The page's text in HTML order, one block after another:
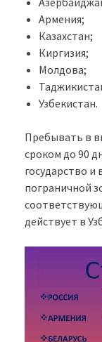
Армения;
Казахстан;
Киргизия;
Молдова;
Узбекистан.
Пребывать в
сроком до 90
государство
пограничной
действует в